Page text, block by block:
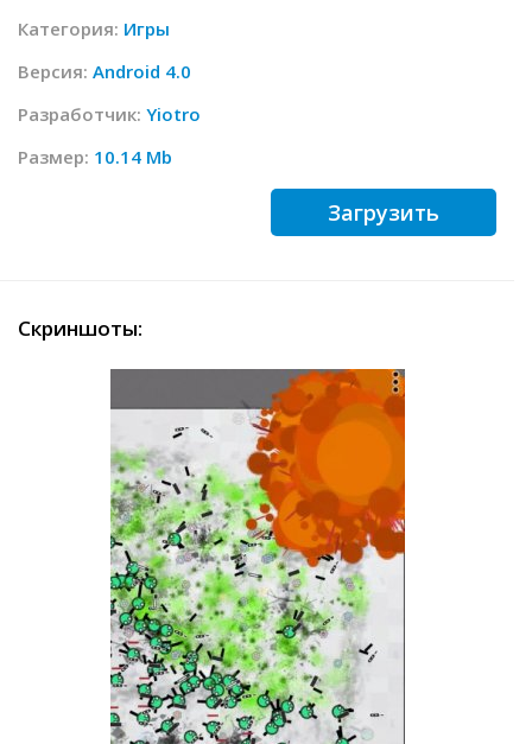
Категория: Игры
Версия: Android 4.0
Разработчик: Yiotro
Размер: 10.14 Mb
Загрузить
Скриншоты: